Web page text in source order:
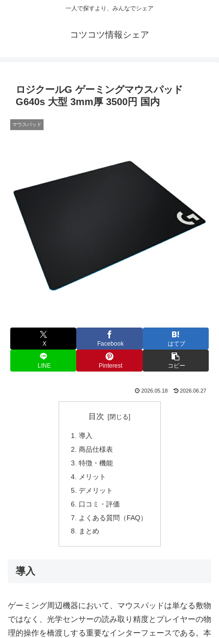
一人で探すより、みんなでシェア
コツコツ情報シェア
ロジクールG ゲーミングマウスパッド
G640s 大型 3mm厚 3500円 国内
マウスパッド
X Facebook はてブ
LINE Pinterest コピー
2026.05.18 2026.06.27
目次
導入
商品仕様表
特徴・機能
メリット
デメリット
口コミ・評価
よくある質問（FAQ）
まとめ
導入
ゲーミング周辺機器において、マウスパッドは単なる敷物
ではなく、光学センサーの読み取り精度とプレイヤーの物
理的操作を橋渡しする重要なインターフェースである。本